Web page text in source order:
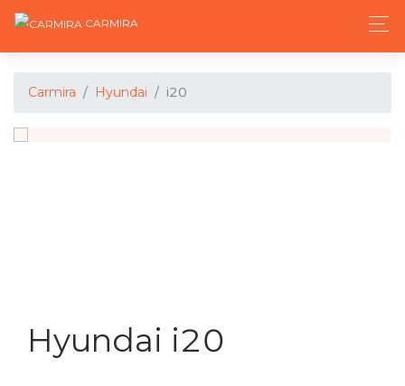
CARMIRA
Carmira Hyundai i20
Hyundai i20